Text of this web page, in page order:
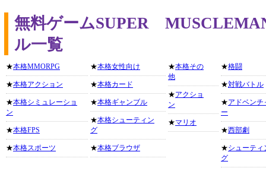
無料ゲームSUPER
ル一覧
★本格MMORPG
★本格アクション
★本格シミュレーショ
ン
★本格FPS
★本格スポーツ
★本格女性向け
★本格カード
★本格ギャンブル
★本格シューティン
グ
★本格ブラウザ
★本格その
他
★アクショ
ン
★マリオ
★格闘
★対戦バトル
★アドベンチ
ー
★西部劇
★シューティ
グ